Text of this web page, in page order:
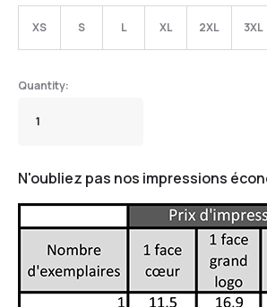
XS S L XL 2XL 3XL
N'oubliez pas nos impressions